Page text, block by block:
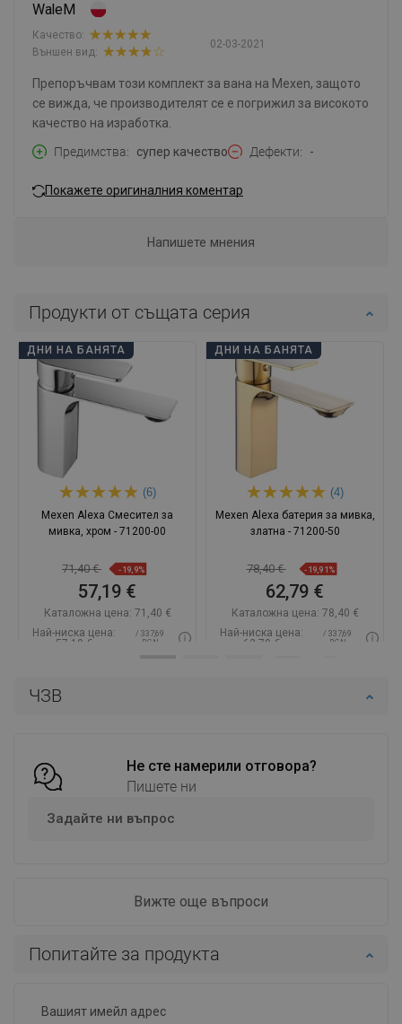
ЧЗВ
Не сте намерили отговора?
Пишете ни
Задайте ни въпрос
Вижте още въпроси
WaleM
02-03-2021
Качество:
Външен вид:
Препоръчвам този комплект за вана на Mexen, защото
се вижда, че производителят се е погрижил за високото
качество на изработка.
Предимства
супер качество Дефекти -
Покажете оригиналния коментар
Напишете мнения
Попитайте за продукта
Продукти от същата серия
ДНИ НА БАНЯТА
(6)
Mexen Alexa Смесител за
мивка, хром - 71200-00
71,40 € -19,9%
57,19 €
Каталожна цена: 71,40 €
Най-ниска цена:
57,19 €
/ 337,69
BGN
Добави в количката
ДНИ НА БАНЯТА
(4)
Mexen Alexa батерия за мивка,
златна - 71200-50
78,40 € -19,91%
62,79 €
Каталожна цена: 78,40 €
Най-ниска цена:
62,79 €
/ 337,69
BGN
Добави в количката